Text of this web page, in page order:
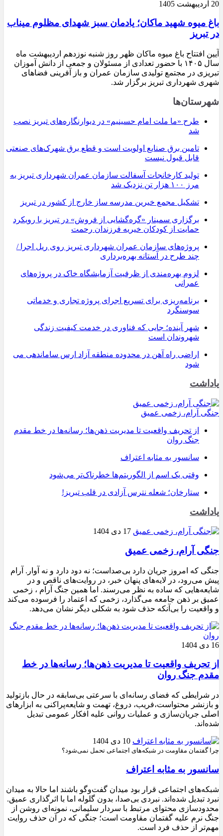
20 اردیبهشت 1405
باغ میوه شهید ماکان؛ یادمان سبز شهدای مظلوم میناب
در تبریز
آیین افتتاح باغ میوه ماکان ظهر روز شنبه نوزدهم اردیبهشت ماه
سال ۱۴۰۵ با حضور تعدادی از مسئولان و جمعی از دانش آموزان
تبریزی در مجتمع تولیدی سازمان عمران و باز آفرینی فضاهای
شهری شهرداری تبریز برگزار شد.
شهرستان‌ها
طرح «ما ملت امام حسینیم» در دیوارنگاره‌های تبریز نصب
شد
تامین برق صنایع اولویت است و قطع برق شهرک‌های صنعتی
قابل قبول نیست
تولید کارخانجات آسفالت سازمان عمران شهرداری تبریز به
مرز ۱۰۰ هزار تن نزدیک شد
تشکیل مجمع خیرین مدرسه ‌ساز خارج از کشور در تبریز
برگزاری سمینار «گره‌گشایی از فروش» در تبریز با رویکرد
حمایت از کودکان خیریه فرزندان رحمت
پروژه‌های سازمان عمران شهرداری تبریز روی ریل اجرا /
چند طرح در آستانه بهره‌برداری
لزوم بهره‌مندی از ظرفیت آزمایشگاه خاک در پروژه‌های
عمرانی
برنامه‌ریزی برای تسریع اجرای پروژه تجاری و خدماتی
سوسنگرد
شهر آینده؛ جایی که فناوری در خدمت کیفیت زندگی
شهروندان است
اراضی راه آهن در محدوده منطقه آزاد ارس ساماندهی می
شود
یاداشت
جنگی آرام، زخمی عمیق
از تحریف واقعیت تا مدیریت ذهن‌ها؛ رسانه‌ها در خط مقدم
جنگ روان
سانسور به مثابه اعتراف
وقتی یک اسم از الگوریتم‌ها خطرناک‌تر می‌شود
ستارخان؛ شعله نترس آزادی در قلب تبریز!
یاداشت
17 دی 1404
جنگی آرام، زخمی عمیق
جنگی که امروز جریان دارد بی‌صداست؛ نه دود دارد و نه آوار. آرام
پیش می‌رود، در لایه‌های پنهان خبر، در روایت‌های ناقص و در
شایعه‌هایی که ساده به نظر می‌رسند. اما همین جنگ آرام ، زخمی
عمیق بر ذهن جامعه می‌گذارد، زخمی که اعتماد را فرسوده می‌کند
و واقعیت را بی‌آنکه حذف شود به شکلی دیگر نشان می‌دهد.
16 دی 1404
از تحریف واقعیت تا مدیریت ذهن‌ها؛ رسانه‌ها در خط
مقدم جنگ روان
در شرایطی که فضای رسانه‌ای با سرعتی بی‌سابقه در حال بازتولید
و بازنشر محتواست،فریب، دروغ، تهمت و شایعه‌پراکنی به ابزارهای
اصلی جریان‌سازی و عملیات روانی علیه افکار عمومی تبدیل
شده‌اند.
10 دی 1404
چرا گفتمان مقاومت در شبکه‌های اجتماعی تحمل نمی‌شود؟
سانسور به مثابه اعتراف
شبکه‌های اجتماعی قرار بود میدان گفت‌وگو باشند اما حالا به میدان
نبرد تبدیل شده‌اند. نبردی بی‌صدا، بدون گلوله اما با اثرگذاری عمیق.
محدودسازی محتوای مرتبط با سردار سلیمانی، نمونه‌ای روشن از
جنگ نرم علیه گفتمان مقاومت است؛ جنگی که در آن حذف روایت
مهم‌تر از حذف فرد است.